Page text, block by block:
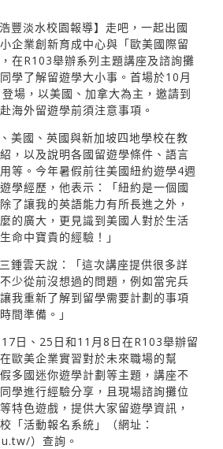
豐淡水校園報導】走吧，一起出國
企業創新育成中心與「歐美國際留
在R103舉辦系列主題講座及諮詢攤
學了解留遊學大小事。首場於10月
場，以美國、加拿大為主，邀請到
海外留遊學前須注意事項。
美國、英國與新加坡四地學校在教
，以及說明各國留遊學條件、語言
等。今年暑假前往美國紐約遊學4週
學經歷，他表示：「紐約是一個國
了讓我的英語能力有所長進之外，
的廣大，更見識到美國人對於生活
命中寶貴的經驗！」
鍾雲天說：「這次講座提供很多詳
少從前沒想過的問題，例如當完兵
我重新了解到留學需要計劃的事項
間準備。」
日、25日和11月8日在R103舉辦留
歐美企業實習對於未來職場的幫
多國迷你遊學計劃等主題，講座不
學進行經驗分享，且現場諮詢攤位
特色遊戲，提供大家留遊學資訊，
「活動報名系統」（網址：
）查詢。